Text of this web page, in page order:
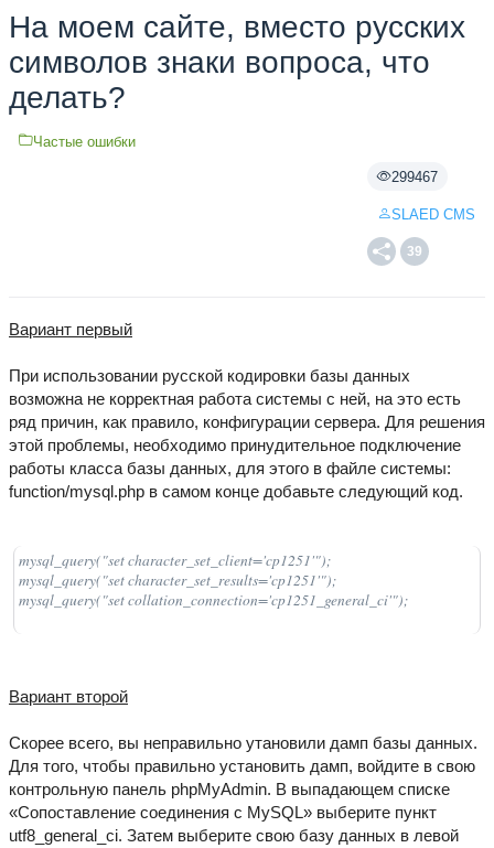
На моем сайте, вместо русских
символов знаки вопроса, что
делать?
299467
SLAED CMS
39
Частые ошибки
Вариант первый
При использовании русской кодировки базы данных
возможна не корректная работа системы с ней, на это есть
ряд причин, как правило, конфигурации сервера. Для решения
этой проблемы, необходимо принудительное подключение
работы класса базы данных, для этого в файле системы:
function/mysql.php в самом конце добавьте следующий код.
mysql_query("set character_set_client='cp1251'");
mysql_query("set character_set_results='cp1251'");
mysql_query("set collation_connection='cp1251_general_ci'");
Вариант второй
Скорее всего, вы неправильно утановили дамп базы данных.
Для того, чтобы правильно установить дамп, войдите в свою
контрольную панель phpMyAdmin. В выпадающем списке
«Сопоставление соединения с MySQL» выберите пункт
utf8_general_ci. Затем выберите свою базу данных в левой